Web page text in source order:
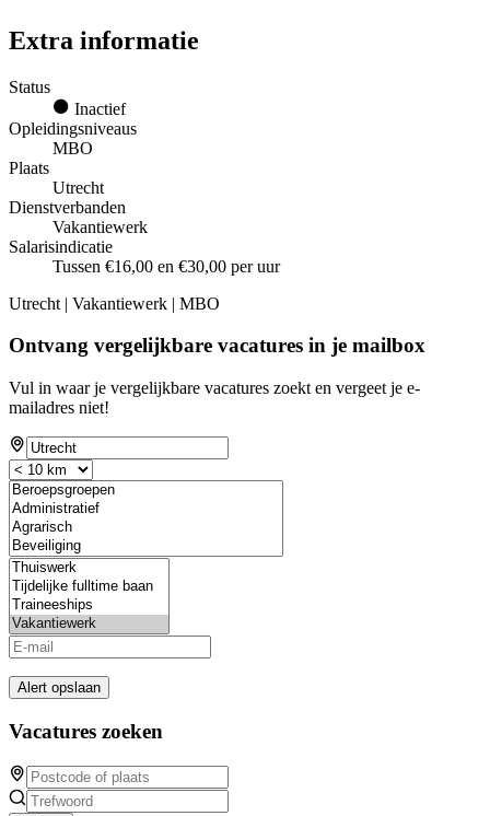
Extra informatie
Status
Inactief
Opleidingsniveaus
MBO
Plaats
Utrecht
Dienstverbanden
Vakantiewerk
Salarisindicatie
Tussen €16,00 en €30,00 per uur
Utrecht | Vakantiewerk | MBO
Ontvang vergelijkbare vacatures in je mailbox
Vul in waar je vergelijkbare vacatures zoekt en vergeet je e-
mailadres niet!
Alert opslaan
Vacatures zoeken